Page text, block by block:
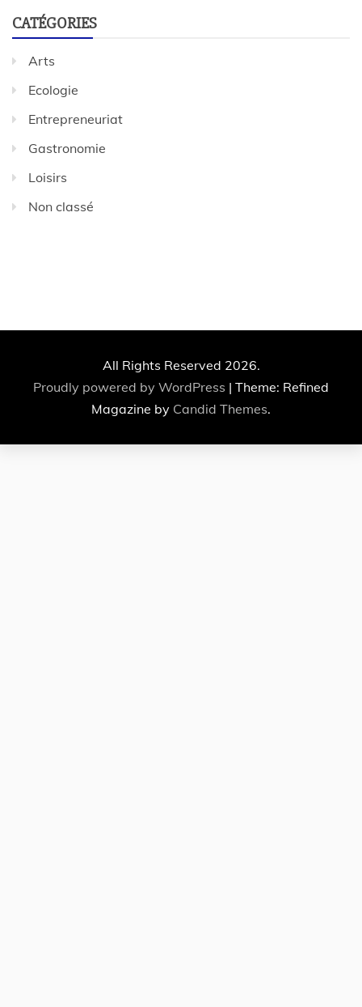
CATÉGORIES
Arts
Ecologie
Entrepreneuriat
Gastronomie
Loisirs
Non classé
All Rights Reserved 2026.
Proudly powered by WordPress | Theme: Refined
Magazine by Candid Themes.